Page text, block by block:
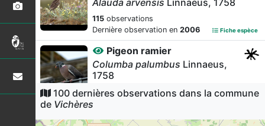
Alauda arvensis Linnaeus, 1758
115 observations
Dernière observation en 2006 Fiche espèce
Pigeon ramier
Columba palumbus Linnaeus,
1758
47observations
Dernière observation en
Verdier d'Europe
100 dernières observations dans la commune
de Vichères